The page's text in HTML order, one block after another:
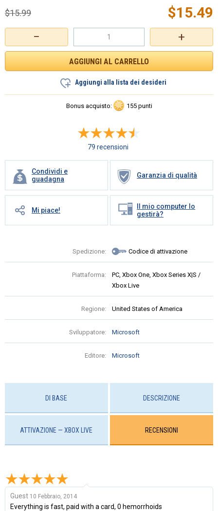
+
−
$15.49
$15.99
Aggiungi alla lista dei desideri
Bonus acquisto: 155 punti
79 recensioni
Condividi e
guadagna
Garanzia di qualità
Mi piace!
Il mio computer lo
gestirà?
Spedizione: Codice di attivazione
Piattaforma:
PC, Xbox One, Xbox Series X|S /
Xbox Live
Regione: United States of America
Sviluppatore: Microsoft
Editore: Microsoft
DI BASE DESCRIZIONE
ATTIVAZIONE — XBOX LIVE RECENSIONI
Guest 10 Febbraio, 2014
Everything is fast, paid with a card, 0 hemorrhoids